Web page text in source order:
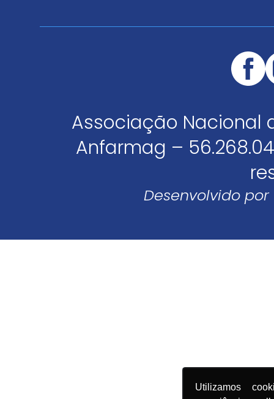
Utilizamos
Associação Nacional
Anfarmag –
Desenvolvido por